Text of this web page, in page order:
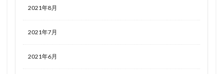
2021年8月
2021年7月
2021年6月